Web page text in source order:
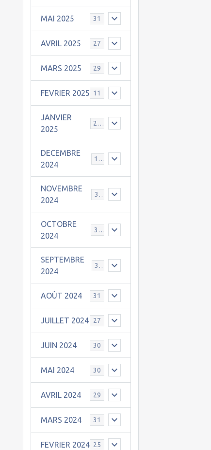
MAI 2025 31
AVRIL 2025 27
MARS 2025 29
FEVRIER 2025 11
JANVIER
2025
25
DECEMBRE
2024
19
NOVEMBRE
2024
30
OCTOBRE
2024
31
SEPTEMBRE
2024
30
AOÛT 2024 31
JUILLET 2024 27
JUIN 2024 30
MAI 2024 30
AVRIL 2024 29
MARS 2024 31
FEVRIER 2024 25